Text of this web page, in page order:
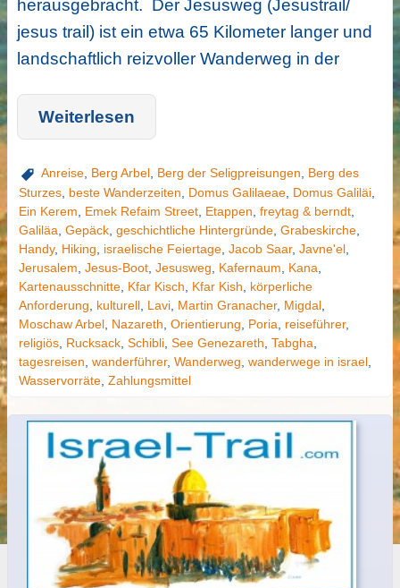
herausgebracht. Der Jesusweg (Jesustrail/
jesus trail) ist ein etwa 65 Kilometer langer und
landschaftlich reizvoller Wanderweg in der
Weiterlesen
Anreise, Berg Arbel, Berg der Seligpreisungen
Berg des
Sturzes, beste Wanderzeiten Domus Galilaeae, Domus Galiläi,
Ein Kerem
Emek Refaim Street, Etappen freytag & berndt,
Galiläa Gepäck, geschichtliche Hintergründe, Grabeskirche,
Handy, Hiking israelische Feiertage, Jacob Saar, Javne'el,
Jerusalem Jesus-Boot, Jesusweg Kafernaum Kana
Kartenausschnitte, Kfar Kisch Kfar Kish
körperliche
Anforderung
kulturell, Lavi, Martin Granacher, Migdal,
Moschaw Arbel, Nazareth Orientierung Poria reiseführer,
religiös, Rucksack, Schibli, See Genezareth Tabgha
tagesreisen wanderführer, Wanderweg wanderwege in israel,
Wasservorräte, Zahlungsmittel